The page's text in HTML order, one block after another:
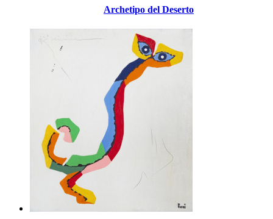
Archetipo del Deserto